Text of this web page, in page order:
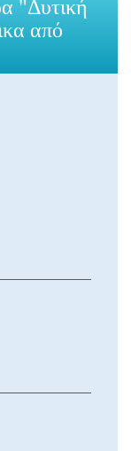
"Δυτική
από